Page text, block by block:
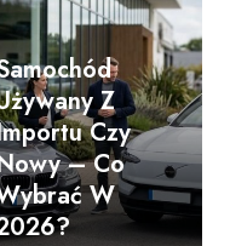
Z
Czy
– Co
W